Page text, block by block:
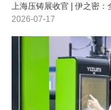
上海压铸展收官 | 伊之密：
2026-07-17